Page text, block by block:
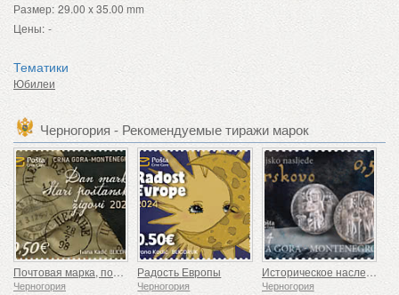
Размер: 29.00 x 35.00 mm
Цены: -
Тематики
Юбилеи
Черногория - Рекомендуемые тиражи марок
Почтовая марка, почтовые штемпели, проставленные день назад
Черногория
Радость Европы
Черногория
Историческое наследие Брсково
Черногория